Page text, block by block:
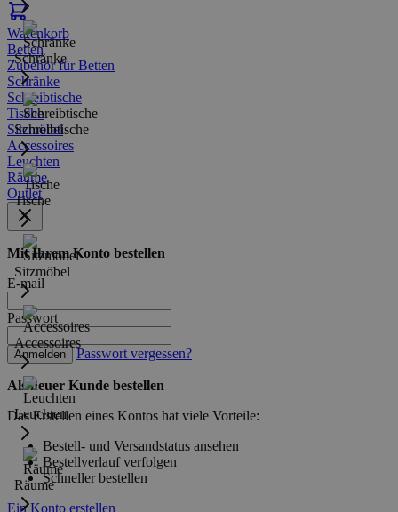
Warenkorb
Schränke
Schreibtische
Tische
Sitzmöbel
Accessoires
Leuchten
Räume
Betten
Zubehör für Betten
Schränke
Schreibtische
Tische
Sitzmöbel
Accessoires
Leuchten
Räume
Outlet
Mit Ihrem Konto bestellen
E-mail
Passwort
Anmelden Passwort vergessen?
Als neuer Kunde bestellen
Das Erstellen eines Kontos hat viele Vorteile:
Bestell- und Versandstatus ansehen
Bestellverlauf verfolgen
Schneller bestellen
Ein Konto erstellen